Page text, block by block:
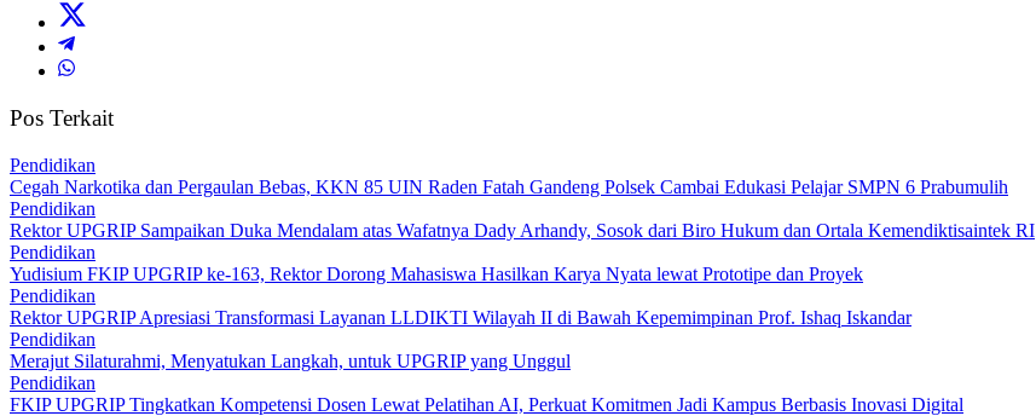
Pos Terkait
Pendidikan
Cegah Narkotika dan Pergaulan Bebas, KKN 85 UIN Raden Fatah Gandeng Polsek Cambai Edukasi Pelajar SMPN 6 Prabumulih
Pendidikan
Rektor UPGRIP Sampaikan Duka Mendalam atas Wafatnya Dady Arhandy, Sosok dari Biro Hukum dan Ortala Kemendiktisaintek RI
Pendidikan
Yudisium FKIP UPGRIP ke-163, Rektor Dorong Mahasiswa Hasilkan Karya Nyata lewat Prototipe dan Proyek
Pendidikan
Rektor UPGRIP Apresiasi Transformasi Layanan LLDIKTI Wilayah II di Bawah Kepemimpinan Prof. Ishaq Iskandar
Pendidikan
Merajut Silaturahmi, Menyatukan Langkah, untuk UPGRIP yang Unggul
Pendidikan
FKIP UPGRIP Tingkatkan Kompetensi Dosen Lewat Pelatihan AI, Perkuat Komitmen Jadi Kampus Berbasis Inovasi Digital